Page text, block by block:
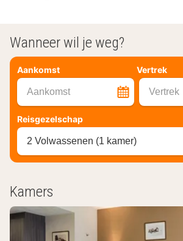
Wanneer wil je weg?
Aankomst Vertrek
Aankomst Vertrek
Reisgezelschap
2 Volwassenen (1 kamer)
Kamers